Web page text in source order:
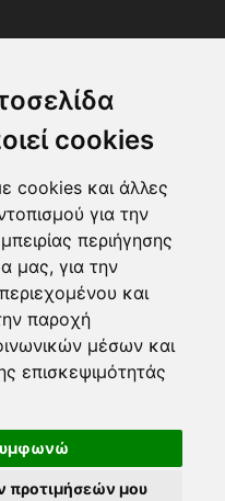
cookies
cookies και άλλες
για την
περιήγησης
μας, για την
και
παροχή
μέσων και
επισκεψιμότητάς
προτιμήσεών μου
All Rights Reserved.